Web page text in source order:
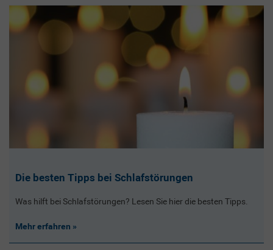
Die besten Tipps bei Schlafstörungen
Was hilft bei Schlafstörungen? Lesen Sie hier die besten Tipps.
Mehr erfahren